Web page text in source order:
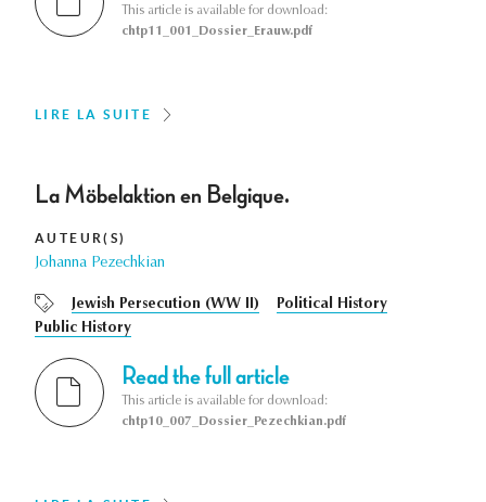
This article is available for download:
chtp11_001_Dossier_Erauw.pdf
LIRE LA SUITE
La Möbelaktion en Belgique.
AUTEUR(S)
Johanna Pezechkian
Jewish Persecution (WW II)
Political History
Public History
Read the full article
This article is available for download:
chtp10_007_Dossier_Pezechkian.pdf